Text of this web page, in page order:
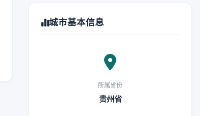
城市基本信息
所属省份
贵州省